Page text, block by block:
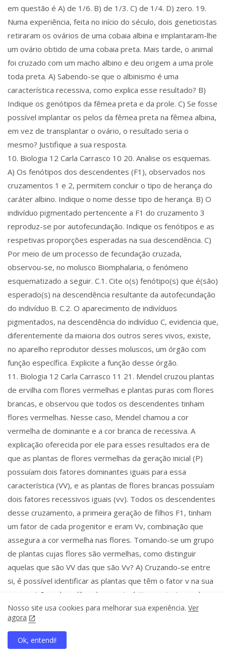
em questão é A) de 1/6. B) de 1/3. C) de 1/4. D) zero. 19.
Numa experiência, feita no início do século, dois geneticistas
retiraram os ovários de uma cobaia albina e implantaram-lhe
um ovário obtido de uma cobaia preta. Mais tarde, o animal
foi cruzado com um macho albino e deu origem a uma prole
toda preta. A) Sabendo-se que o albinismo é uma
característica recessiva, como explica esse resultado? B)
Indique os genótipos da fêmea preta e da prole. C) Se fosse
possível implantar os pelos da fêmea preta na fêmea albina,
em vez de transplantar o ovário, o resultado seria o
mesmo? Justifique a sua resposta.
10. Biologia 12 Carla Carrasco 10 20. Analise os esquemas.
A) Os fenótipos dos descendentes (F1), observados nos
cruzamentos 1 e 2, permitem concluir o tipo de herança do
caráter albino. Indique o nome desse tipo de herança. B) O
indivíduo pigmentado pertencente a F1 do cruzamento 3
reproduz-se por autofecundação. Indique os fenótipos e as
respetivas proporções esperadas na sua descendência. C)
Por meio de um processo de fecundação cruzada,
observou-se, no molusco Biomphalaria, o fenómeno
esquematizado a seguir. C.1. Cite o(s) fenótipo(s) que é(são)
esperado(s) na descendência resultante da autofecundação
do indivíduo B. C.2. O aparecimento de indivíduos
pigmentados, na descendência do indivíduo C, evidencia que,
diferentemente da maioria dos outros seres vivos, existe,
no aparelho reprodutor desses moluscos, um órgão com
função específica. Explicite a função desse órgão.
11. Biologia 12 Carla Carrasco 11 21. Mendel cruzou plantas
de ervilha com flores vermelhas e plantas puras com flores
brancas, e observou que todos os descendentes tinham
flores vermelhas. Nesse caso, Mendel chamou a cor
vermelha de dominante e a cor branca de recessiva. A
explicação oferecida por ele para esses resultados era de
que as plantas de flores vermelhas da geração inicial (P)
possuíam dois fatores dominantes iguais para essa
característica (VV), e as plantas de flores brancas possuíam
dois fatores recessivos iguais (vv). Todos os descendentes
desse cruzamento, a primeira geração de filhos F1, tinham
um fator de cada progenitor e eram Vv, combinação que
assegura a cor vermelha nas flores. Tomando-se um grupo
de plantas cujas flores são vermelhas, como distinguir
aquelas que são VV das que são Vv? A) Cruzando-se entre
si, é possível identificar as plantas que têm o fator v na sua
composição pela análise de características exteriores dos
gametas masculinos, os grãos de pólen. B) Cruzando-se
com plantas recessivas, de flores brancas. As plantas VV
produzirão apenas descendentes de flores vermelhas,
enquanto as plantas Vv podem produzir descendentes de
Nosso site usa cookies para melhorar sua experiência. Ver
agora
Ok, entendi!
home search